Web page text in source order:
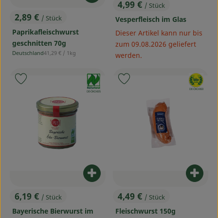
, Preis:
2,89 € / Stück
Paprikafleischwurst
geschnitten 70g
, Herkunft:
Deutschland, Referenzpreis:
41,29 € / 1kg
, Preis:
4,99 € / Stück
Vesperfleisch im Glas
Dieser Artikel kann nur bis
zum 09.08.2026 geliefert
werden.
, Preis:
6,19 € / Stück
Bayerische Bierwurst im
Produkt zum Warenkorb
, Verband:
, Kontrollstelle:
DE-ÖKO-005
Produkt zu Favouriten hinzufügen
, Preis:
4,49 € / Stück
Fleischwurst 150g
, Verband:
, Kontrollstelle:
DE-ÖKO-060
Produkt zu Favouriten